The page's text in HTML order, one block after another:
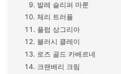
발레 슬리퍼 마룬
체리 트러플
플럼 상그리아
블러시 클레이
로즈 골드 카베르네
크랜베리 크림